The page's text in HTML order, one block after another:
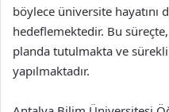
böylece üniversite hayatını
hedeflemektedir. Bu
planda tutulmakta ve
yapılmaktadır.